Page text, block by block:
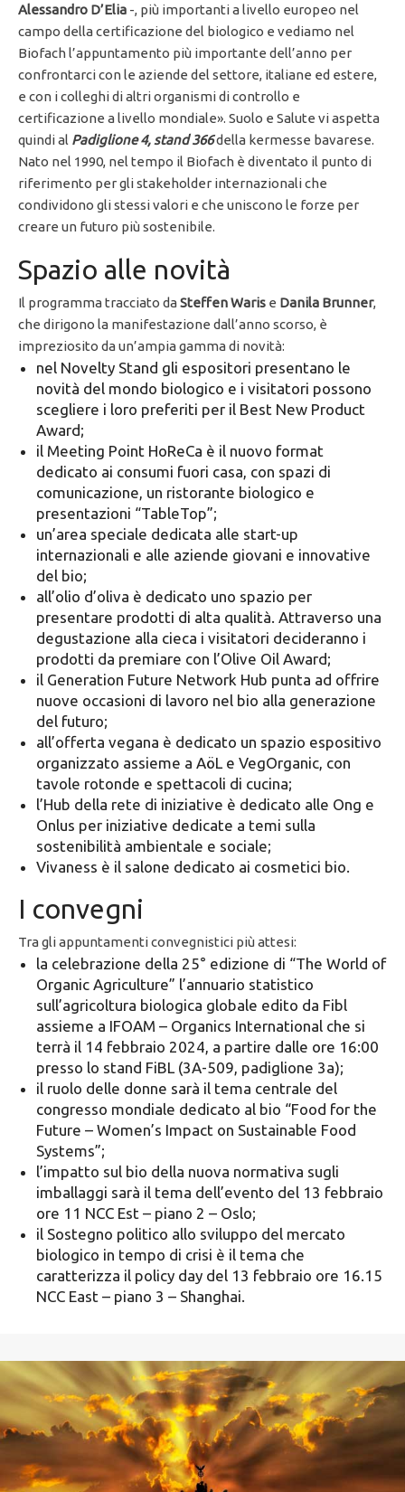
Alessandro D’Elia -, più importanti a livello europeo nel
campo della certificazione del biologico e vediamo nel
Biofach l’appuntamento più importante dell’anno per
confrontarci con le aziende del settore, italiane ed estere,
e con i colleghi di altri organismi di controllo e
certificazione a livello mondiale». Suolo e Salute vi aspetta
quindi al Padiglione 4, stand 366della kermesse bavarese.
Nato nel 1990, nel tempo il Biofach è diventato il punto di
riferimento per gli stakeholder internazionali che
condividono gli stessi valori e che uniscono le forze per
creare un futuro più sostenibile.
Spazio alle novità
Il programma tracciato daSteffen Waris e Danila Brunner,
che dirigono la manifestazione dall’anno scorso, è
impreziosito da un’ampia gamma di novità:
nel Novelty Stand gli espositori presentano le
novità del mondo biologico e i visitatori possono
scegliere i loro preferiti per il Best New Product
Award;
il Meeting Point HoReCa è il nuovo format
dedicato ai consumi fuori casa, con spazi di
comunicazione, un ristorante biologico e
presentazioni “TableTop”;
un’area speciale dedicata alle start-up
internazionali e alle aziende giovani e innovative
del bio;
all’olio d’oliva è dedicato uno spazio per
presentare prodotti di alta qualità. Attraverso una
degustazione alla cieca i visitatori decideranno i
prodotti da premiare con l’Olive Oil Award;
il Generation Future Network Hub punta ad offrire
nuove occasioni di lavoro nel bio alla generazione
del futuro;
all’offerta vegana è dedicato un spazio espositivo
organizzato assieme a AöL e VegOrganic, con
tavole rotonde e spettacoli di cucina;
l’Hub della rete di iniziative è dedicato alle Ong e
Onlus per iniziative dedicate a temi sulla
sostenibilità ambientale e sociale;
Vivaness è il salone dedicato ai cosmetici bio.
I convegni
Tra gli appuntamenti convegnistici più attesi:
la celebrazione della 25° edizione di “The World of
Organic Agriculture” l’annuario statistico
sull’agricoltura biologica globale edito da Fibl
assieme a IFOAM – Organics International che si
terrà il 14 febbraio 2024, a partire dalle ore 16:00
presso lo stand FiBL (3A-509, padiglione 3a);
il ruolo delle donne sarà il tema centrale del
congresso mondiale dedicato al bio “Food for the
Future – Women’s Impact on Sustainable Food
Systems”;
l’impatto sul bio della nuova normativa sugli
imballaggi sarà il tema dell’evento del 13 febbraio
ore 11 NCC Est – piano 2 – Oslo;
il Sostegno politico allo sviluppo del mercato
biologico in tempo di crisi è il tema che
caratterizza il policy day del 13 febbraio ore 16.15
NCC East – piano 3 – Shanghai.